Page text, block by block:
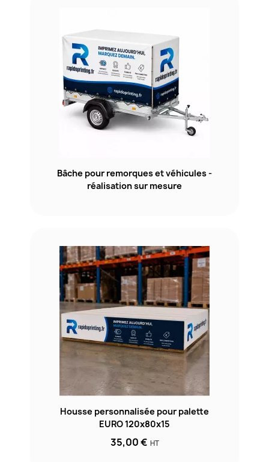
Bâche pour remorques et véhicules -
réalisation sur mesure
Housse personnalisée pour palette
EURO 120x80x15
35,00 € HT